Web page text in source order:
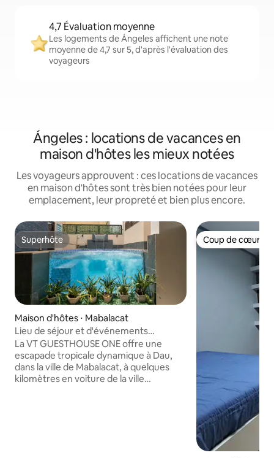
4,7 Évaluation moyenne
Les logements de Ángeles affichent une note
moyenne de 4,7 sur 5, d'après l'évaluation des
voyageurs
Ángeles : locations de vacances en
maison d'hôtes les mieux notées
Les voyageurs approuvent : ces locations de vacances
en maison d'hôtes sont très bien notées pour leur
emplacement, leur propreté et bien plus encore.
Superhôte
Superhôte
Maison d'hôtes ⋅ Mabalacat
Lieu de séjour et d'événements
tropicaux
La VT GUESTHOUSE ONE offre une
escapade tropicale dynamique à Dau,
dans la ville de Mabalacat, à quelques
kilomètres en voiture de la ville
Coup de cœur
Coup de cœur